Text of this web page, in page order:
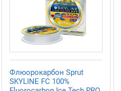
Флюорокарбон Sprut
SKYLINE FC 100%